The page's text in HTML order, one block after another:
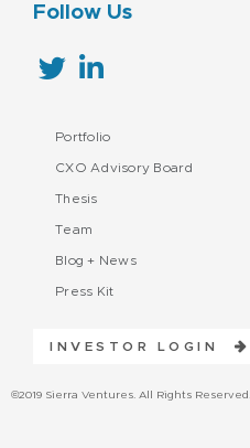
Follow Us
Portfolio
CXO Advisory Board
Thesis
Team
Blog + News
Press Kit
INVESTOR LOGIN
©2019 Sierra Ventures. All Rights Reserved.